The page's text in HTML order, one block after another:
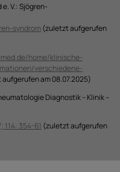
V.: Sjögren-
syndrom(zuletzt aufgerufen
home/klinische-
verschiedene-
am 08.07.2025)
Diagnostik – Klinik –
114: 354-61 (zuletzt aufgerufen